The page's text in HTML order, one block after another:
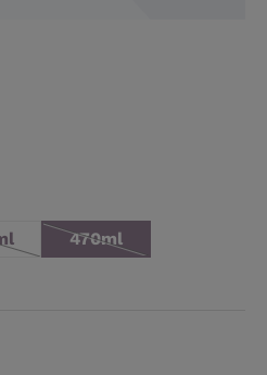
nicht verfügbar.)
Option ist zurzeit nicht
470ml
(Diese Option ist
nicht verfügbar.)